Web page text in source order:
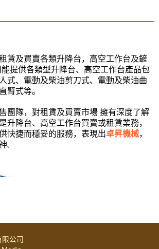
賃及買賣各類升降台，高空工作台及鏟
提供各類型升降台、高空工作台產品包
式、電動及柴油剪刀式、電動及柴油曲
臂式等。
團隊，對租賃及買賣市場 擁有深度了解
升降台、高空工作台買賣或租賃業務，
快捷而穩妥的服務，表現出卓昇機械，
。
公司